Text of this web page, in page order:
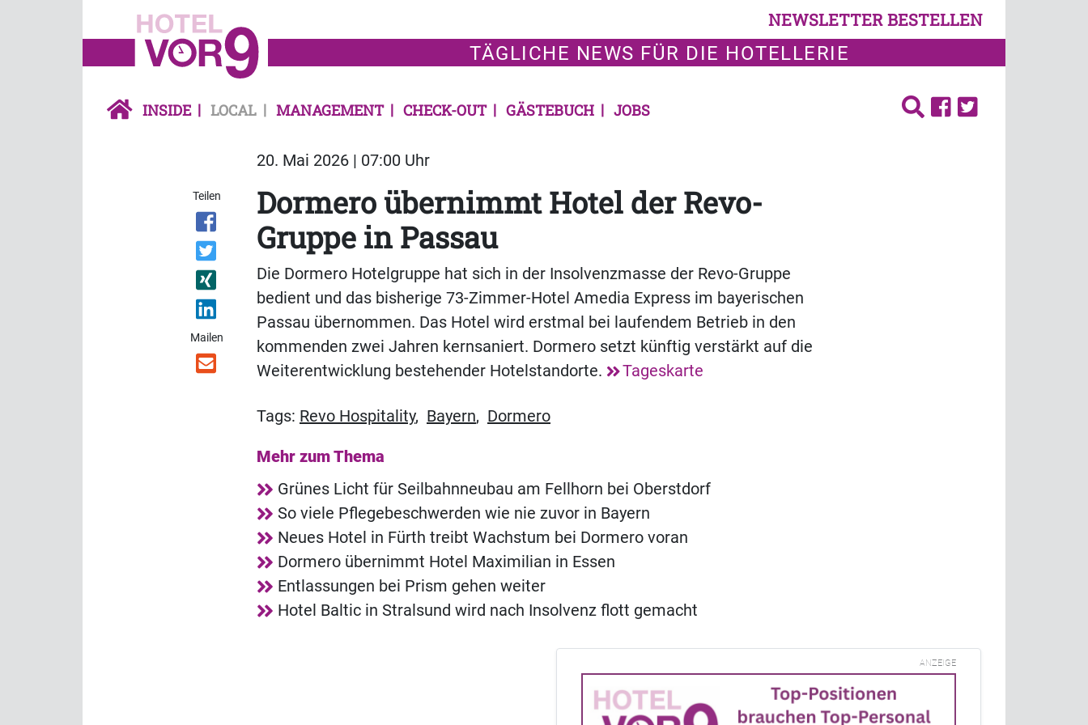
NEWSLETTER BESTELLEN
TÄGLICHE NEWS FÜR DIE HOTELLERIE
INSIDE LOCAL MANAGEMENT CHECK-OUT GÄSTEBUCH JOBS
20. Mai 2026 | 07:00 Uhr
Teilen
Mailen
Dormero übernimmt Hotel der Revo-
Gruppe in Passau
Die Dormero Hotelgruppe hat sich in der Insolvenzmasse der Revo-Gruppe
bedient und das bisherige 73-Zimmer-Hotel Amedia Express im bayerischen
Passau übernommen. Das Hotel wird erstmal bei laufendem Betrieb in den
kommenden zwei Jahren kernsaniert. Dormero setzt künftig verstärkt auf die
Weiterentwicklung bestehender Hotelstandorte.
Tageskarte
Tags: Revo Hospitality, Bayern, Dormero
Mehr zum Thema
Grünes Licht für Seilbahnneubau am Fellhorn bei Oberstdorf
So viele Pflegebeschwerden wie nie zuvor in Bayern
Neues Hotel in Fürth treibt Wachstum bei Dormero voran
Dormero übernimmt Hotel Maximilian in Essen
Entlassungen bei Prism gehen weiter
Hotel Baltic in Stralsund wird nach Insolvenz flott gemacht
ANZEIGE